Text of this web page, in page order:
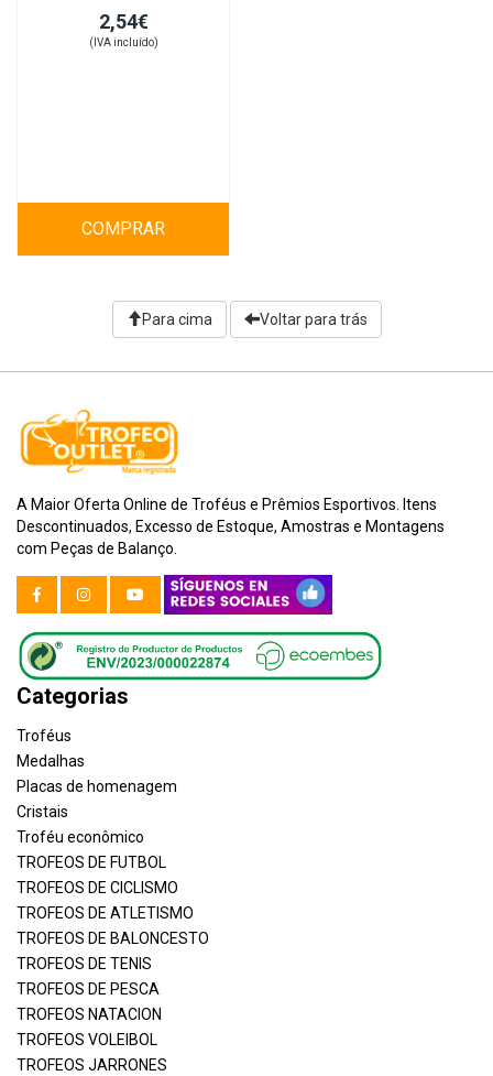
2,54€
(IVA incluído)
COMPRAR
Para cima Voltar para trás
A Maior Oferta Online de Troféus e Prêmios Esportivos. Itens
Descontinuados, Excesso de Estoque, Amostras e Montagens
com Peças de Balanço.
Categorias
Troféus
Medalhas
Placas de homenagem
Cristais
Troféu econômico
TROFEOS DE FUTBOL
TROFEOS DE CICLISMO
TROFEOS DE ATLETISMO
TROFEOS DE BALONCESTO
TROFEOS DE TENIS
TROFEOS DE PESCA
TROFEOS NATACION
TROFEOS VOLEIBOL
TROFEOS JARRONES